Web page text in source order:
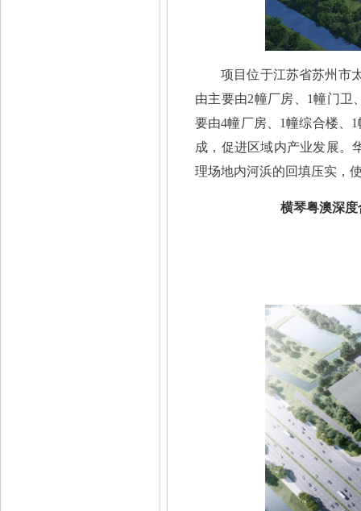
项目位于江苏省苏州市
由主要由2幢厂房、1幢门卫
要由4幢厂房、1幢综合楼、
成，促进区域内产业发展。
理场地内河浜的回填压实，
横琴粤澳深